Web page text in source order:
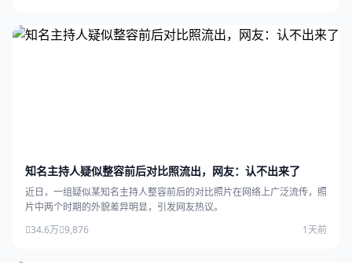
知名主持人疑似整容前后对比照流出，网友：认不出来了
近日，一组疑似某知名主持人整容前后的对比照片在网络上广泛流传，照
片中两个时期的外貌差异明显，引发网友热议。
34.6万 9,876 1天前